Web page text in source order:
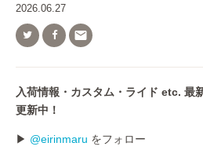
2026.06.27

入荷情報・カスタム・ライド etc. 最
更新中！
▶ @eirinmaru をフォロー